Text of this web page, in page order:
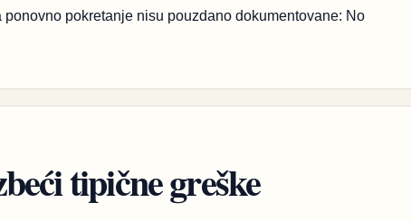
pokretanje nisu pouzdano dokumentovane: No
tipične greške